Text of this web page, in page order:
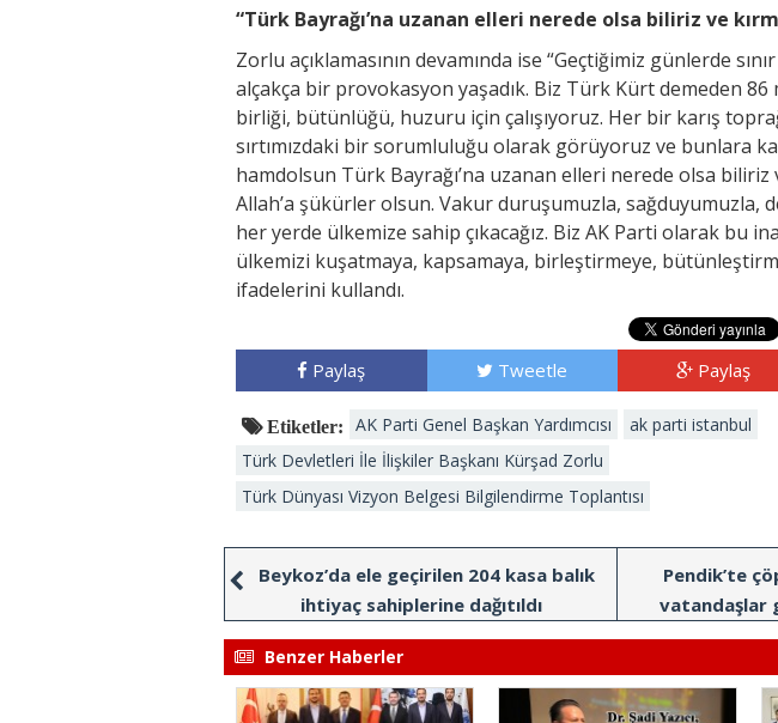
“Türk Bayrağı’na uzanan elleri nerede olsa biliriz ve
Zorlu açıklamasının devamında ise “Geçtiğimiz günlerde
alçakça bir provokasyon yaşadık. Biz Türk Kürt demeden 86
birliği, bütünlüğü, huzuru için çalışıyoruz. Her bir karış
sırtımızdaki bir sorumluluğu olarak görüyoruz ve bunlara
hamdolsun Türk Bayrağı’na uzanan elleri nerede olsa biliriz
Allah’a şükürler olsun. Vakur duruşumuzla, sağduyumuzla,
her yerde ülkemize sahip çıkacağız. Biz AK Parti olarak bu
ülkemizi kuşatmaya, kapsamaya, birleştirmeye,
ifadelerini kullandı.
Paylaş Tweetle Paylaş
Etiketler: AK Parti Genel Başkan Yardımcısı
ak parti istanbul
Türk Devletleri İle İlişkiler Başkanı Kürşad Zorlu
Türk Dünyası Vizyon Belgesi Bilgilendirme Toplantısı
Beykoz’da ele geçirilen 204 kasa balık
ihtiyaç sahiplerine dağıtıldı
Pendik’te
vatandaşlar
Benzer Haberler